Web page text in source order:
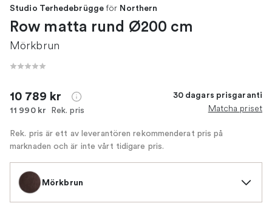
Studio Terhedebrügge för Northern
Row matta rund Ø200 cm
Mörkbrun
10 789 kr
11 990 kr Rek. pris
30 dagars prisgaranti
Matcha priset
Rek. pris är ett av leverantören rekommenderat pris på
marknaden och är inte vårt tidigare pris.
Mörkbrun